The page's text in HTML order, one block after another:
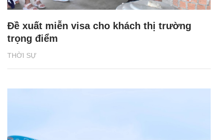
THỜI SỰ
Đề xuất miễn visa cho khách thị trường
trọng điểm